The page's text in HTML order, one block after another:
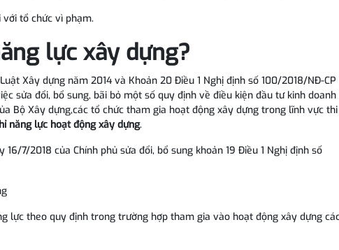
tổ chức vì phạm.
lực xây dựng?
Xây dựng năm 2014 và Khoản 20 Điều 1 Nghị định số 100/2018/NĐ-
sửa đổi, bổ sung, bãi bỏ một số quy định về điều kiện đầu tư kinh
Bộ Xây dựng,các tổ chức tham gia hoạt động xây dựng trong lĩnh vực
năng lực hoạt động xây dựng.
7/2018 của Chính phủ sửa đổi, bổ sung khoản 19 Điều 1 Nghị định số
lực theo quy định trong trường hợp tham gia vào hoạt động xây dựng